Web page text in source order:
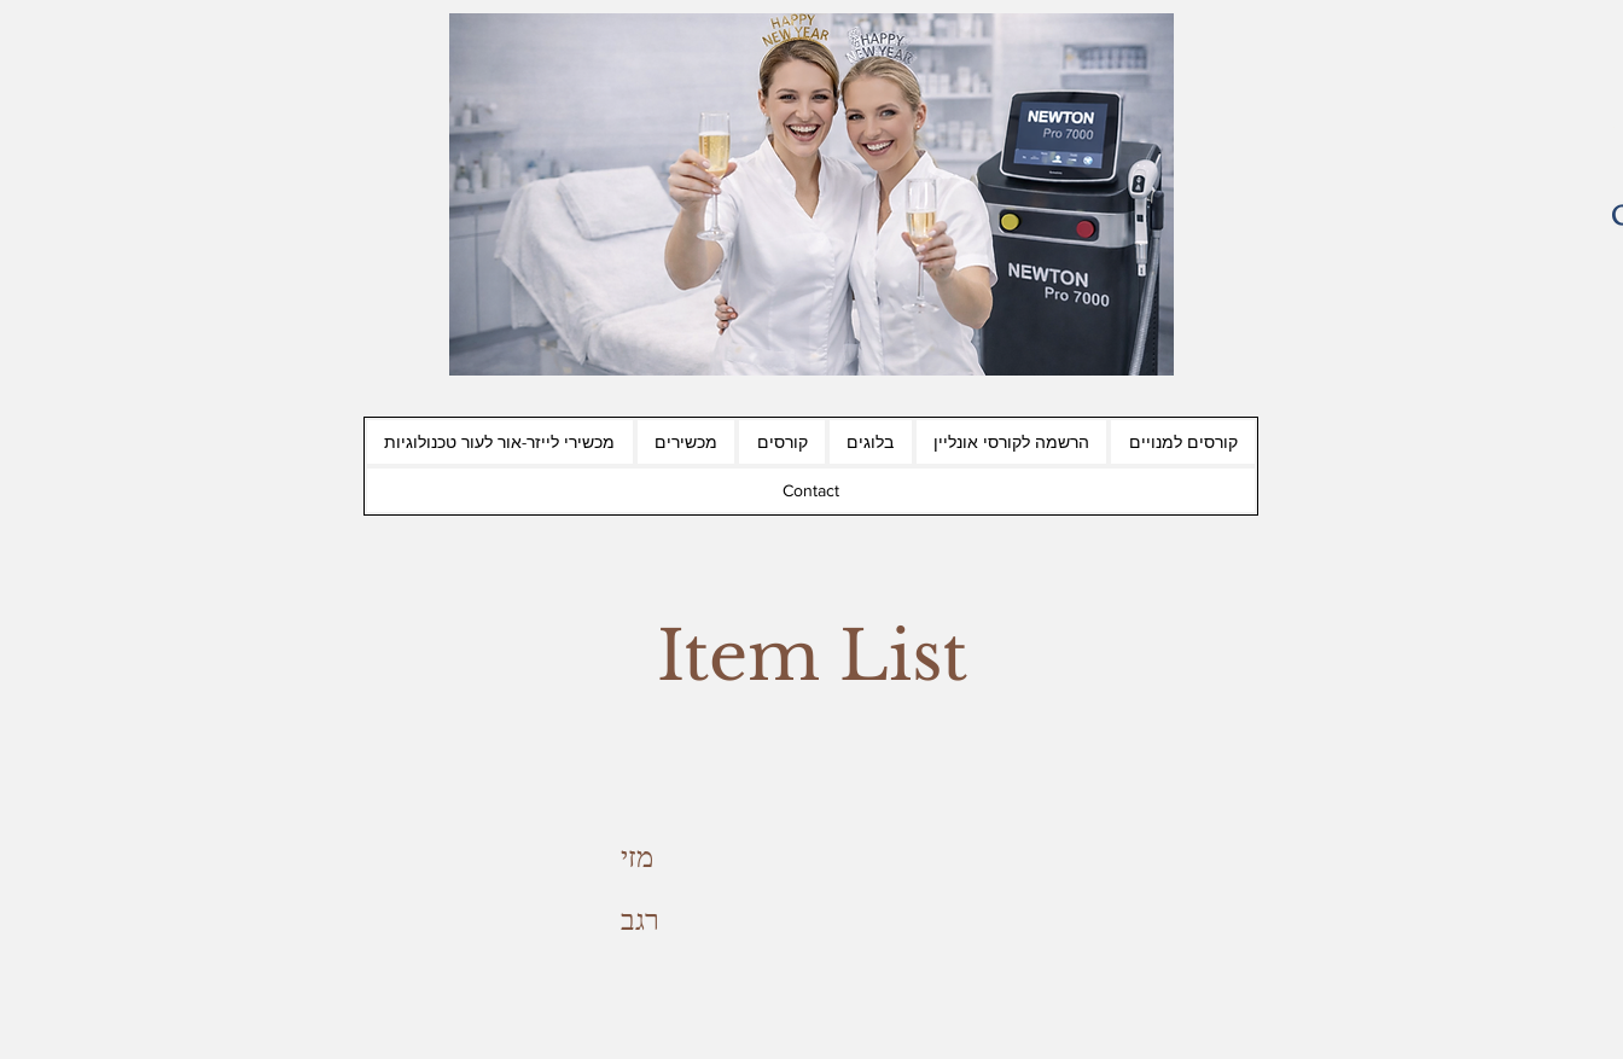
מכשירי לייזר-אור לעור טכנולוגיות מכשירים קורסים בלוגים הרשמה לקורסי אונליין קורסים למנויים
Contact
Item List
רגב
מזי